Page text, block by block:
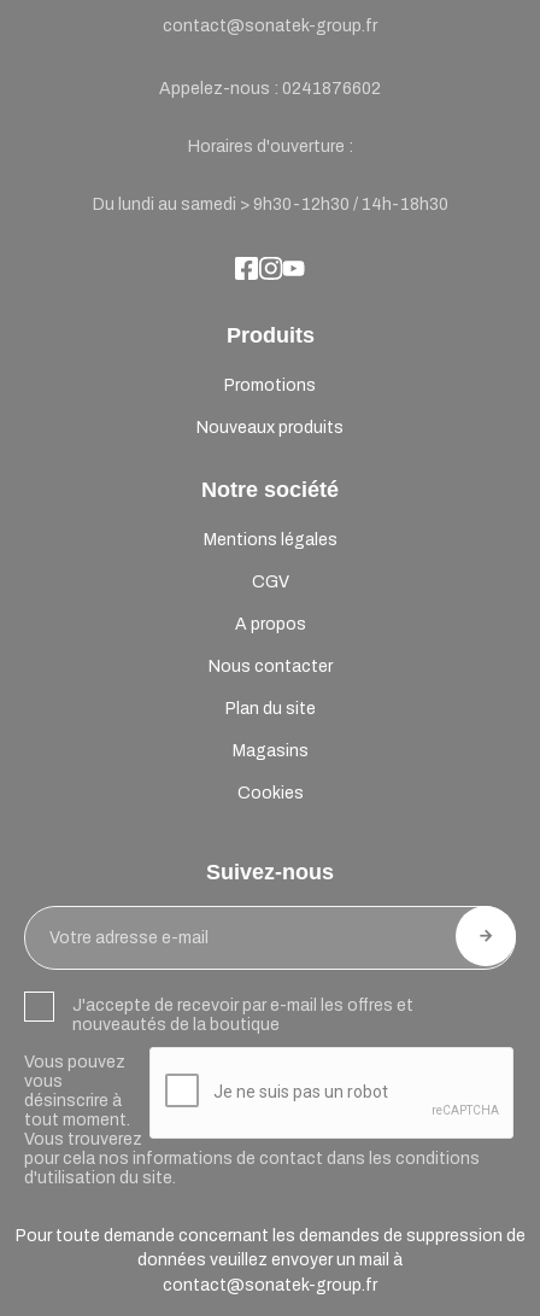
contact@sonatek-group.fr
Appelez-nous : 0241876602
Horaires d'ouverture :
Du lundi au samedi > 9h30-12h30 / 14h-18h30
Produits
Promotions
Nouveaux produits
Notre société
Mentions légales
CGV
A propos
Nous contacter
Plan du site
Magasins
Cookies
Suivez-nous
J'accepte de recevoir par e-mail les offres et
nouveautés de la boutique
Vous pouvez
vous
désinscrire à
tout moment.
Vous trouverez
pour cela nos informations de contact dans les conditions
d'utilisation du site.
Pour toute demande concernant les demandes de suppression de
données veuillez envoyer un mail à
contact@sonatek-group.fr